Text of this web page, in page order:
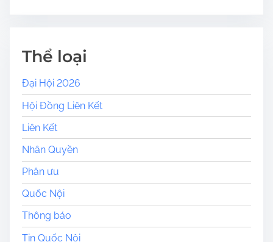
Thể loại
Đại Hội 2026
Hội Đồng Liên Kết
Liên Kết
Nhân Quyền
Phân ưu
Quốc Nội
Thông báo
Tin Quốc Nội